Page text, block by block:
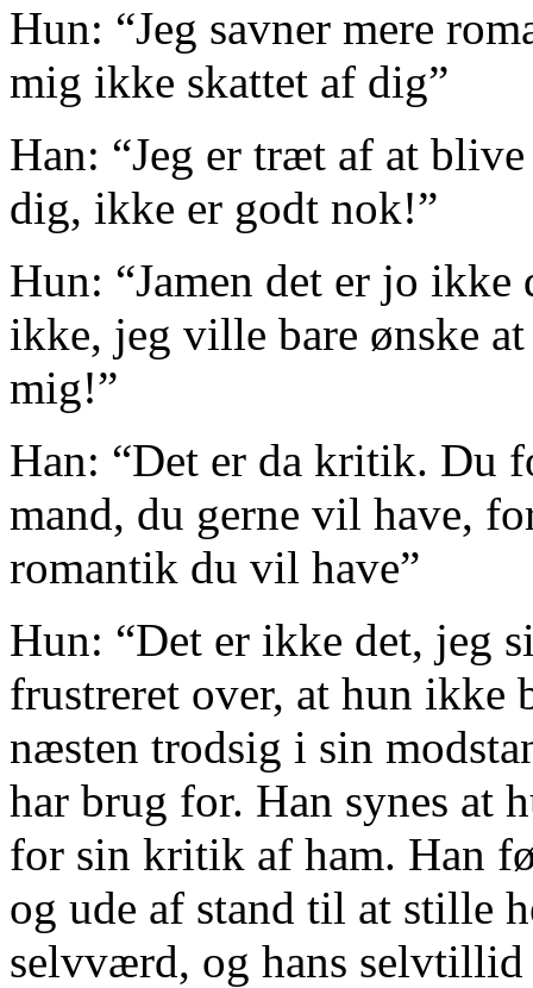
Hun: “Jeg savner mere
mig ikke skattet af dig”
Han: “Jeg er træt af at
dig, ikke er godt nok!”
Hun: “Jamen det er jo ikke
ikke, jeg ville bare ønske
mig!”
Han: “Det er da kritik. Du
mand, du gerne vil have,
romantik du vil have”
Hun: “Det er ikke det, jeg
frustreret over, at hun ikke
næsten trodsig i sin
har brug for. Han synes at
for sin kritik af ham. Han
og ude af stand til at stille
selvværd, og hans selvtillid